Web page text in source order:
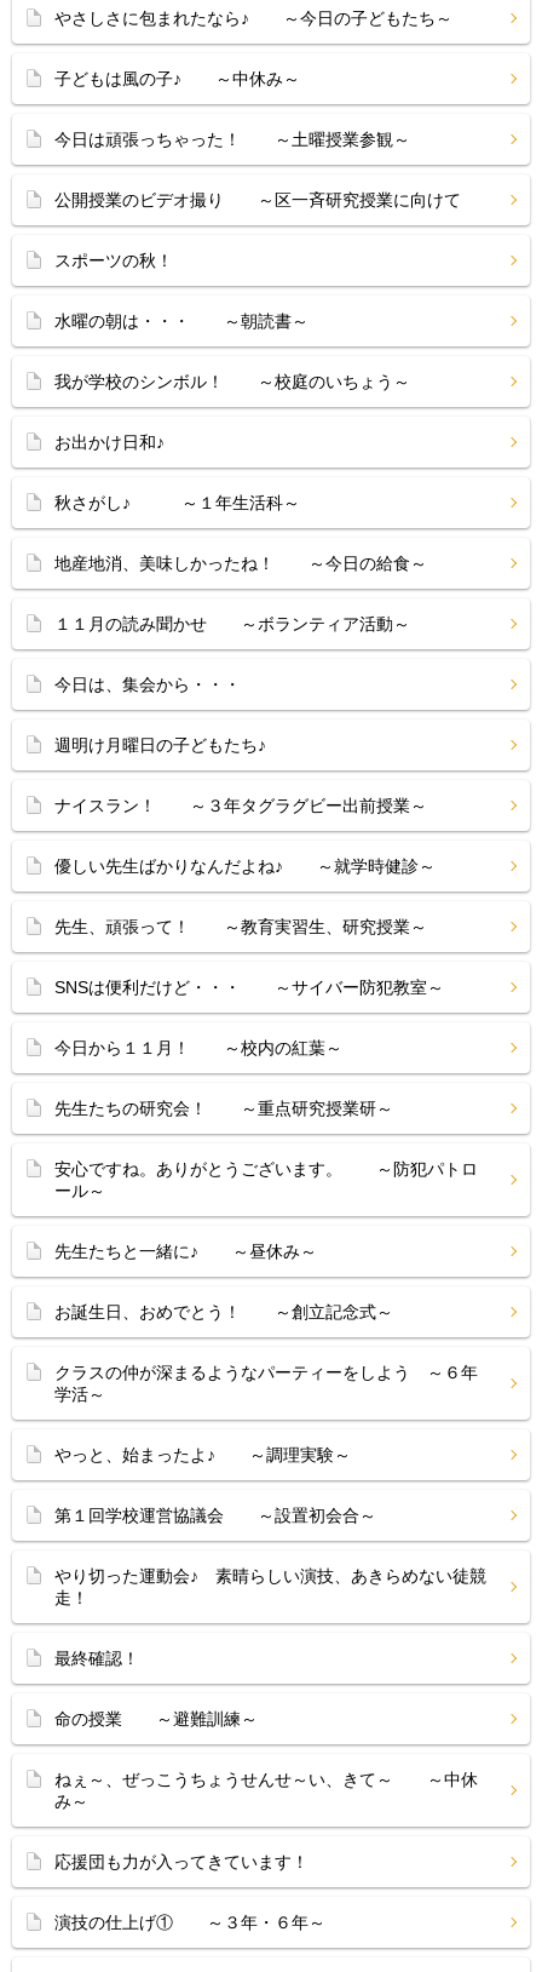
やさしさに包まれたなら♪ ～今日の子どもたち～
子どもは風の子♪ ～中休み～
今日は頑張っちゃった！ ～土曜授業参観～
公開授業のビデオ撮り ～区一斉研究授業に向けて
スポーツの秋！
水曜の朝は・・・ ～朝読書～
我が学校のシンボル！ ～校庭のいちょう～
お出かけ日和♪
秋さがし♪ ～１年生活科～
地産地消、美味しかったね！ ～今日の給食～
１１月の読み聞かせ ～ボランティア活動～
今日は、集会から・・・
週明け月曜日の子どもたち♪
ナイスラン！ ～３年タグラグビー出前授業～
優しい先生ばかりなんだよね♪ ～就学時健診～
先生、頑張って！ ～教育実習生、研究授業～
SNSは便利だけど・・・ ～サイバー防犯教室～
今日から１１月！ ～校内の紅葉～
先生たちの研究会！ ～重点研究授業研～
安心ですね。ありがとうございます。 ～防犯パトロ
ール～
先生たちと一緒に♪ ～昼休み～
お誕生日、おめでとう！ ～創立記念式～
クラスの仲が深まるようなパーティーをしよう ～６年
学活～
やっと、始まったよ♪ ～調理実験～
第１回学校運営協議会 ～設置初会合～
やり切った運動会♪ 素晴らしい演技、あきらめない徒競
走！
最終確認！
命の授業 ～避難訓練～
ねぇ～、ぜっこうちょうせんせ～い、きて～ ～中休
み～
応援団も力が入ってきています！
演技の仕上げ① ～３年・６年～